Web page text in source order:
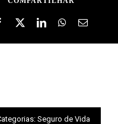
Seguro de Vida